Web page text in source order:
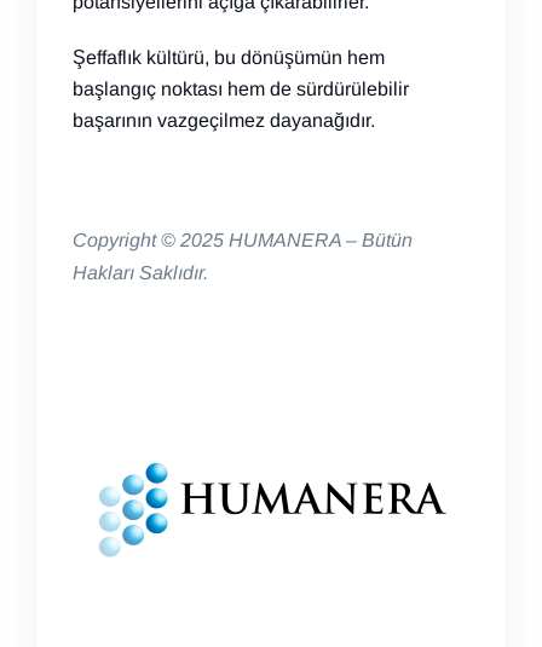
Şeffaflık kültürü, bu dönüşümün hem
başlangıç noktası hem de sürdürülebilir
başarının vazgeçilmez dayanağıdır.
Copyright © 2025 HUMANERA – Bütün
Hakları Saklıdır.